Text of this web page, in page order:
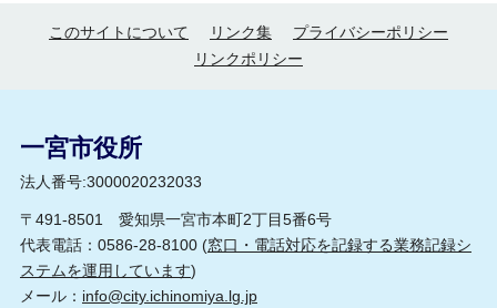
このサイトについて リンク集
プライバシーポリシー
リンクポリシー
一宮市役所
法人番号:3000020232033
〒491-8501 愛知県一宮市本町2丁目5番6号
代表電話：0586-28-8100 (窓口・電話対応を記録する業務記録シ
ステムを運用しています)
メール： info@city.ichinomiya.lg.jp